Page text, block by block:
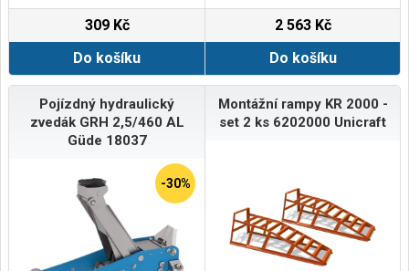
309 Kč
Do košíku
2 563 Kč
Do košíku
Pojízdný hydraulický
zvedák GRH 2,5/460 AL
Güde 18037
-30%
Montážní rampy KR 2000 -
set 2 ks 6202000 Unicraft